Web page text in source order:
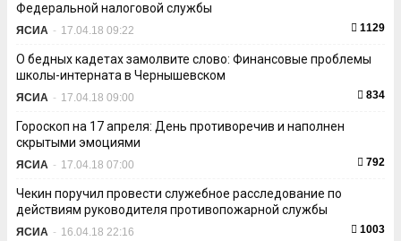
Федеральной налоговой службы
ЯСИА - 17.04.18 09:22 1129
О бедных кадетах замолвите слово: Финансовые проблемы
школы-интерната в Чернышевском
ЯСИА - 17.04.18 09:00 834
Гороскоп на 17 апреля: День противоречив и наполнен
скрытыми эмоциями
ЯСИА - 17.04.18 07:00 792
Чекин поручил провести служебное расследование по
действиям руководителя противопожарной службы
ЯСИА - 16.04.18 22:16 1003